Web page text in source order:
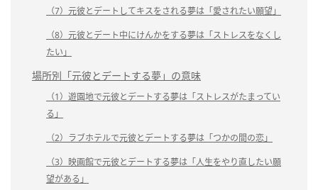
（7）元彼とデートしてキスをされる夢は「愛されたい願望」
（8）元彼とデート中にけんかをする夢は「ストレスをなくし
たい」
場所別「元彼とデートする夢」の意味
（1）遊園地で元彼とデートする夢は「ストレスがたまってい
る」
（2）ラブホテルで元彼とデートする夢は「つかの間の恋」
（3）映画館で元彼とデートする夢は「人生をやり直したい願
望がある」